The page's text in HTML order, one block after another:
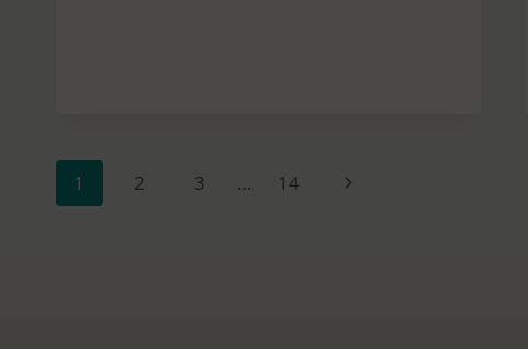
NAVEGAÇÃO
1 2 3 … 14
Página